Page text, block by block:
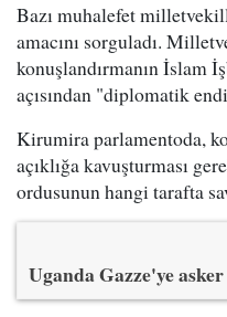
Bazı muhalefet
amacını sorguladı.
konuşlandırmanın İslam
açısından "diplomatik
Kirumira parlamentoda,
açıklığa kavuşturması
ordusunun hangi tarafta
Uganda Gazze'ye